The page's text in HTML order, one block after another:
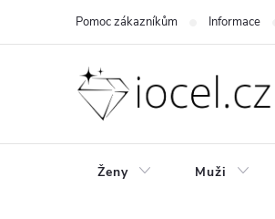
Pomoc zákazníkům Informace
Ženy Muži